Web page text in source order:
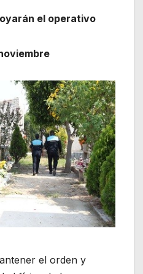
el operativo
el orden y